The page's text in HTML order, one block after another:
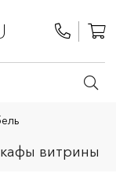
витрины